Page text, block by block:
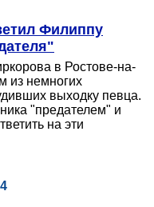
Филиппу
в Ростове-на-
из немногих
выходку певца.
"предателем" и
на эти